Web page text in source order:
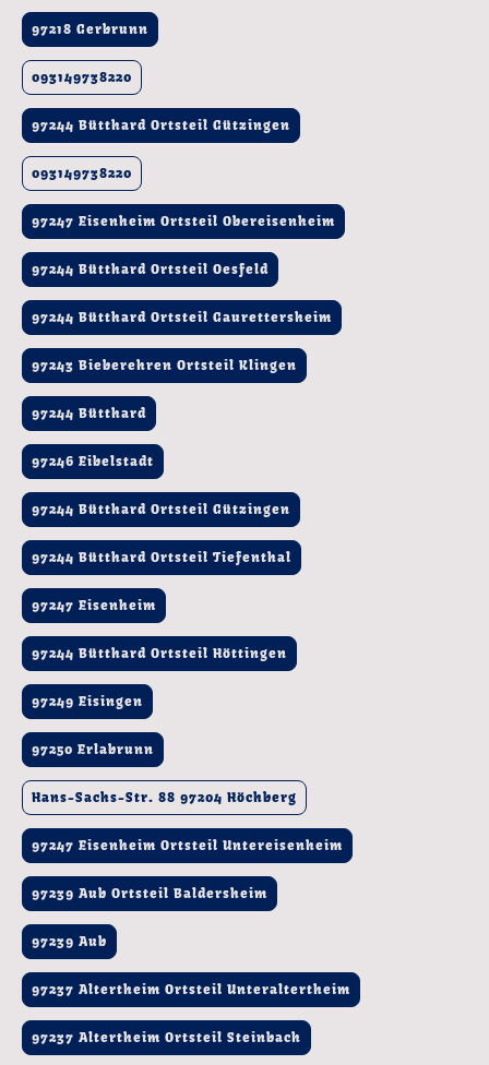
97218 Gerbrunn
093149738220
97244 Bütthard Ortsteil Gützingen
093149738220
97247 Eisenheim Ortsteil Obereisenheim
97244 Bütthard Ortsteil Oesfeld
97244 Bütthard Ortsteil Gaurettersheim
97243 Bieberehren Ortsteil Klingen
97244 Bütthard
97246 Eibelstadt
97244 Bütthard Ortsteil Gützingen
97244 Bütthard Ortsteil Tiefenthal
97247 Eisenheim
97244 Bütthard Ortsteil Höttingen
97249 Eisingen
97250 Erlabrunn
Hans-Sachs-Str. 88 97204 Höchberg
97247 Eisenheim Ortsteil Untereisenheim
97239 Aub Ortsteil Baldersheim
97239 Aub
97237 Altertheim Ortsteil Unteraltertheim
97237 Altertheim Ortsteil Steinbach